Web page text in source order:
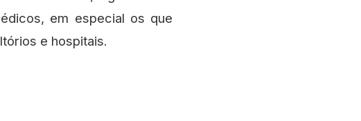
em especial os que
e hospitais.